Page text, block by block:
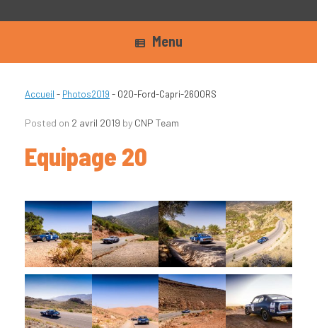
Menu
Accueil - Photos2019 - 020-Ford-Capri-2600RS
Posted on 2 avril 2019 by CNP Team
Equipage 20